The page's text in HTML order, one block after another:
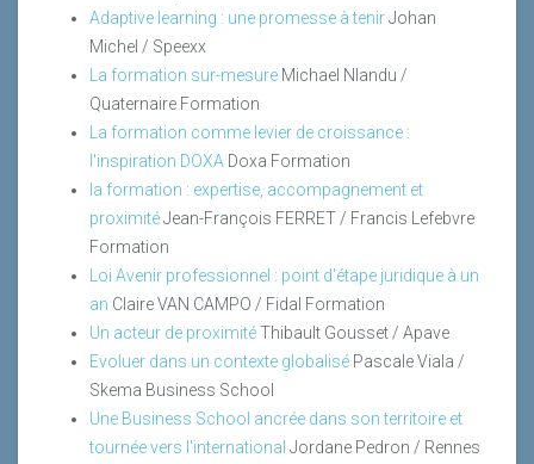
Adaptive learning : une promesse à tenirJohan
Michel / Speexx
La formation sur-mesure Michael Nlandu /
Quaternaire Formation
La formation comme levier de croissance :
l'inspiration DOXA Doxa Formation
la formation : expertise, accompagnement et
proximitéJean-François FERRET / Francis Lefebvre
Formation
Loi Avenir professionnel : point d'étape juridique à un
an Claire VAN CAMPO / Fidal Formation
Un acteur de proximitéThibault Gousset / Apave
Evoluer dans un contexte globalisé Pascale Viala /
Skema Business School
Une Business School ancrée dans son territoire et
tournée vers l'international Jordane Pedron / Rennes